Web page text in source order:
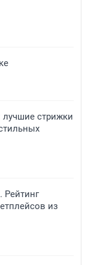
стрижки
Рейтинг
из